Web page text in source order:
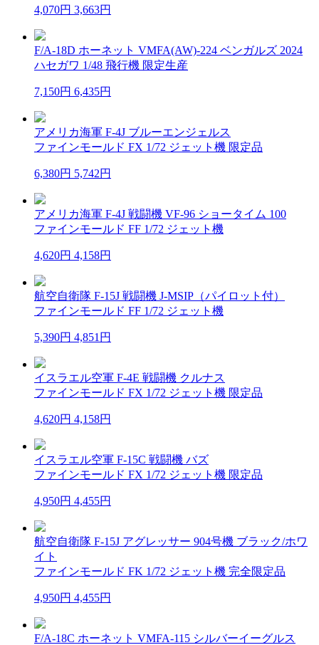
4,070円 3,663円
F/A-18D ホーネット VMFA(AW)-224 ベンガルズ 2024
ハセガワ 1/48 飛行機 限定生産
7,150円 6,435円
アメリカ海軍 F-4J ブルーエンジェルス
ファインモールド FX 1/72 ジェット機 限定品
6,380円 5,742円
アメリカ海軍 F-4J 戦闘機 VF-96 ショータイム 100
ファインモールド FF 1/72 ジェット機
4,620円 4,158円
航空自衛隊 F-15J 戦闘機 J-MSIP（パイロット付）
ファインモールド FF 1/72 ジェット機
5,390円 4,851円
イスラエル空軍 F-4E 戦闘機 クルナス
ファインモールド FX 1/72 ジェット機 限定品
4,620円 4,158円
イスラエル空軍 F-15C 戦闘機 バズ
ファインモールド FX 1/72 ジェット機 限定品
4,950円 4,455円
航空自衛隊 F-15J アグレッサー 904号機 ブラック/ホワ
イト
ファインモールド FK 1/72 ジェット機 完全限定品
4,950円 4,455円
F/A-18C ホーネット VMFA-115 シルバーイーグルス